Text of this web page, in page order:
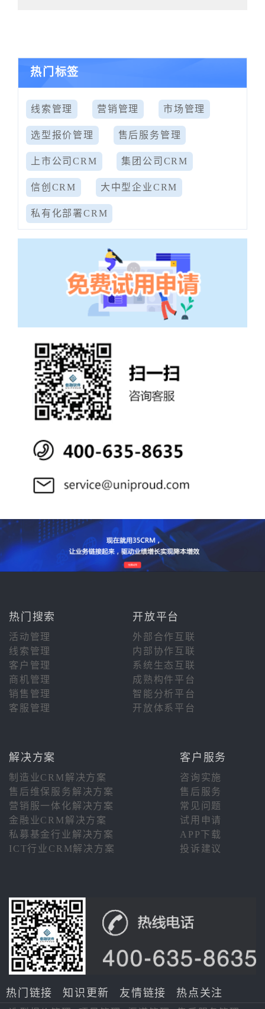
热门标签
线索管理 营销管理 市场管理
选型报价管理 售后服务管理
上市公司CRM 集团公司CRM
信创CRM 大中型企业CRM
私有化部署CRM
热门搜索 开放平台
活动管理
外部合作互联
线索管理
内部协作互联
客户管理
系统生态互联
商机管理
成熟构件平台
销售管理
智能分析平台
客服管理
开放体系平台
解决方案 客户服务
制造业CRM解决方案
咨询实施
售后维保服务解决方案
售后服务
营销服一体化解决方案
常见问题
金融业CRM解决方案
试用申请
私募基金行业解决方案
APP下载
ICT行业CRM解决方案
投诉建议
热门链接 知识更新 友情链接 热点关注